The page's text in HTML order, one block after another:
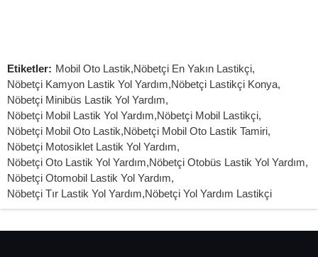
Etiketler: Mobil Oto Lastik,Nöbetçi En Yakın Lastikçi,
Nöbetçi Kamyon Lastik Yol Yardım,Nöbetçi Lastikçi Konya,
Nöbetçi Minibüs Lastik Yol Yardım,
Nöbetçi Mobil Lastik Yol Yardım,Nöbetçi Mobil Lastikçi,
Nöbetçi Mobil Oto Lastik,Nöbetçi Mobil Oto Lastik Tamiri,
Nöbetçi Motosiklet Lastik Yol Yardım,
Nöbetçi Oto Lastik Yol Yardım,Nöbetçi Otobüs Lastik Yol Yardım,
Nöbetçi Otomobil Lastik Yol Yardım,
Nöbetçi Tır Lastik Yol Yardım,Nöbetçi Yol Yardım Lastikçi